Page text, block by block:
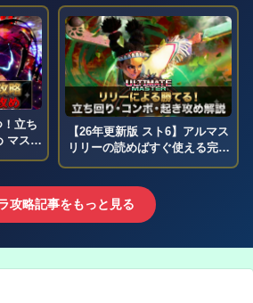
】
到達への完全ガイド【ストリー
トファイター6 イングリッド攻
略】
！立ち
マスタ
【SF6
【26年更新版 スト6】アルマス
リリーの読めばすぐ使える完全
ガイド【コンボ・立ち回り・起
攻略記事をもっと見る